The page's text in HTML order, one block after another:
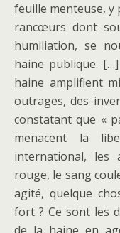
feuille menteuse, y
rancœurs dont
humiliation, se
haine publique.
haine amplifient
outrages, des
constatant que «
menacent la
international, les
rouge, le sang
agité, quelque
fort ? Ce sont les